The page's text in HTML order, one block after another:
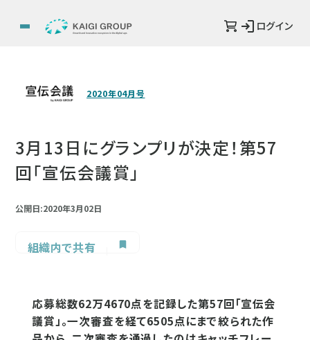
ログイン
2020年04月号
3月13日にグランプリが決定！第57
回「宣伝会議賞」
公開日:2020年3月02日
組織内で共有
応募総数62万4670点を記録した第57回「宣伝会
議賞」。一次審査を経て6505点にまで絞られた作